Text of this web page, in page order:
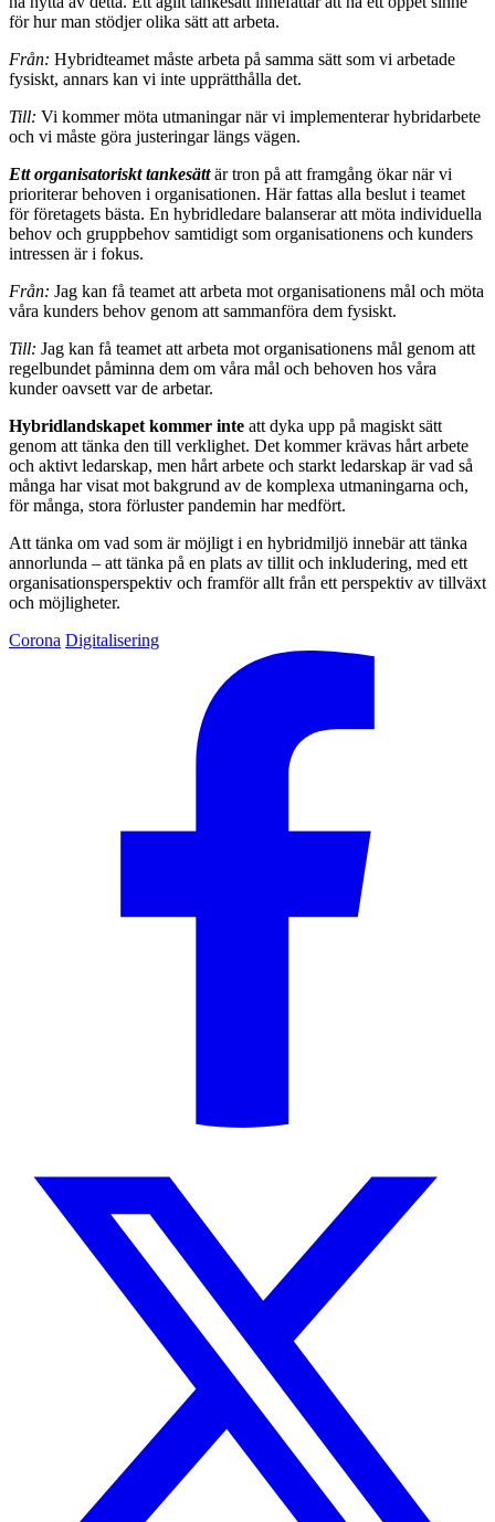
för hur man stödjer olika sätt att arbeta.
Från: Hybridteamet måste arbeta på samma sätt som vi arbetade
fysiskt, annars kan vi inte upprätthålla det.
Till: Vi kommer möta utmaningar när vi implementerar hybridarbete
och vi måste göra justeringar längs vägen.
Ett organisatoriskt tankesättär tron på att framgång ökar när vi
prioriterar behoven i organisationen. Här fattas alla beslut i teamet
för företagets bästa. En hybridledare balanserar att möta individuella
behov och gruppbehov samtidigt som organisationens och kunders
intressen är i fokus.
Från: Jag kan få teamet att arbeta mot organisationens mål och möta
våra kunders behov genom att sammanföra dem fysiskt.
Till: Jag kan få teamet att arbeta mot organisationens mål genom att
regelbundet påminna dem om våra mål och behoven hos våra
kunder oavsett var de arbetar.
Hybridlandskapet kommer inte att dyka upp på magiskt sätt
genom att tänka den till verklighet. Det kommer krävas hårt arbete
och aktivt ledarskap, men hårt arbete och starkt ledarskap är vad så
många har visat mot bakgrund av de komplexa utmaningarna och,
för många, stora förluster pandemin har medfört.
Att tänka om vad som är möjligt i en hybridmiljö innebär att tänka
annorlunda – att tänka på en plats av tillit och inkludering, med ett
organisationsperspektiv och framför allt från ett perspektiv av tillväxt
och möjligheter.
Corona Digitalisering